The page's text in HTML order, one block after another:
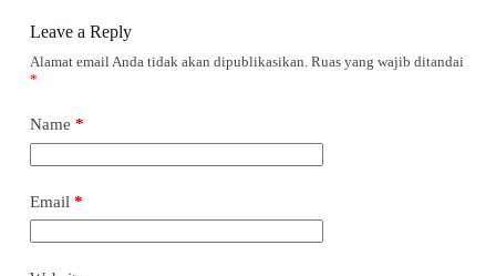
Leave a Reply
Alamat email Anda tidak akan dipublikasikan. Ruas yang wajib ditandai
*
Name *
Email *